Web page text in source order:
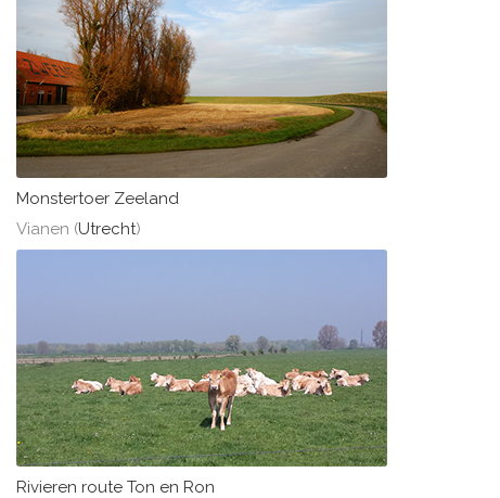
Monstertoer Zeeland
Vianen (Utrecht)
Rivieren route Ton en Ron